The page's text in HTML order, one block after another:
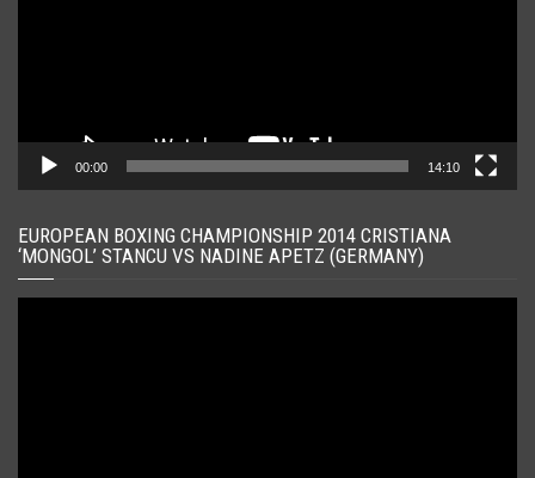
00:00 14:10
EUROPEAN BOXING CHAMPIONSHIP 2014 CRISTIANA
‘MONGOL’ STANCU VS NADINE APETZ (GERMANY)